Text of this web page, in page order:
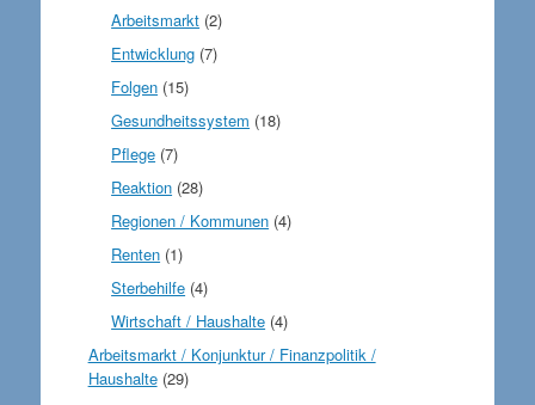
Arbeitsmarkt (2)
Entwicklung (7)
Folgen (15)
Gesundheitssystem (18)
Pflege (7)
Reaktion (28)
Regionen / Kommunen (4)
Renten (1)
Sterbehilfe (4)
Wirtschaft / Haushalte (4)
Arbeitsmarkt / Konjunktur / Finanzpolitik /
Haushalte(29)